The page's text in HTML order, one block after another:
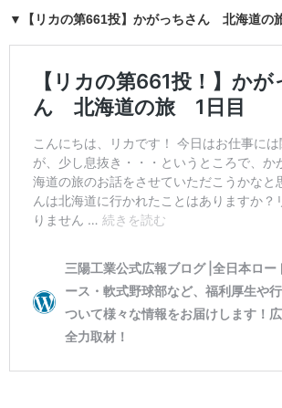
▼【リカの第661投】かがっちさん 北海道の